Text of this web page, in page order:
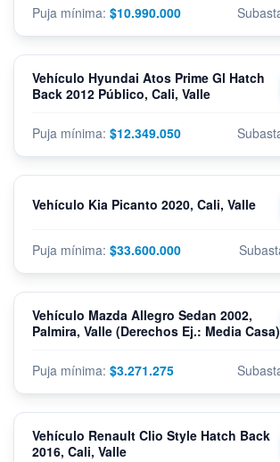
$10.990.000
$12.349.050
Vehículo Hyundai Atos Prime Gl Hatch
Back 2012 Público, Cali, Valle
$33.600.000
Vehículo Kia Picanto 2020, Cali, Valle
$3.271.275
Vehículo Mazda Allegro Sedan 2002,
Palmira, Valle (Derechos Ej.: Media Casa)
Vehículo Renault Clio Style Hatch Back
2016, Cali, Valle